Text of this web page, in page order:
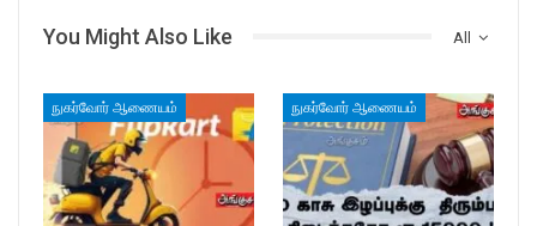
All
You Might Also Like
நுகர்வோர் ஆணையம் நுகர்வோர் ஆணையம்